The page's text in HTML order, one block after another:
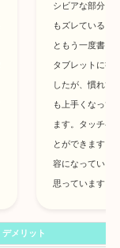
シビアな部分も
もズレていると
ともう一度書き
タブレットに書
したが、慣れて
も上手くなって
ます。タッチペ
とができますし
容になっている
思っています。
デメリット